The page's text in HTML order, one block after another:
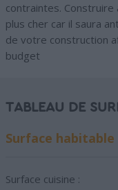
contraintes.
plus cher car il saura
de votre construction
budget
TABLEAU DE
Surface habitable
Surface cuisine :